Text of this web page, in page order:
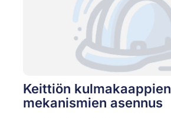
Keittiön kulmakaappien
mekanismien asennus